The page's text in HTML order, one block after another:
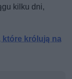
kilku dni,
które królują na